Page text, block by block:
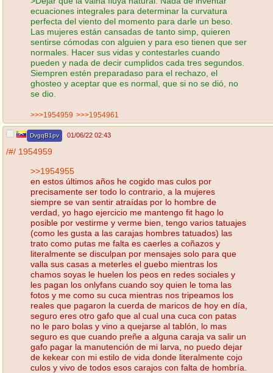
ecuaciones integrales para determinar la curvatura
perfecta del viento del momento para darle un beso.
Las mujeres están cansadas de tanto simp, quieren
sentirse cómodas con alguien y para eso tienen que ser
normales. Hacer sus vidas y contestarles cuando
pueden y nada de decir cumplidos cada tres segundos.
Siempren estén preparadaso para el rechazo, el
ghosteo y aceptar que es normal, que si no se dió, no
se dio.
>>>1954959 >>>1954961
DvgqB1pv 01/06/22 02:43
/#/ 1954959
>>1954955
en estos últimos años he cogido mas culos por
precisamente ser todo lo contrario, a la mujeres
siempre se van sentir atraídas por lo hombre de
verdad, yo hago ejercicio me mantengo fit hago lo
posible por vestirme y verme bien, tengo varios tatuajes
(como les gusta a las carajas hombres tatuados) las
trato como putas me falta es caerles a coñazos y
literalmente se disculpan por mensajes solo para que
valla sus casas a meterles el guebo mientras los
chamos soyas le huelen los peos en redes sociales y
les pagan los onlyfans cuando soy quien le toma las
fotos y me como su cuca mientras nos tripeamos los
reales que pagaron la cuerda de maricos de hoy en día,
seguro eres otro gafo que al cual una cuca con patas
no le paro bolas y vino a quejarse al tablón, lo mas
seguro es que cuando preñe a alguna caraja va salir un
gafo pagar la manutención de mi larva, no puedo dejar
de kekear con mi estilo de vida donde literalmente cojo
culos y vivo de todos esos carajos con falta de hombría.